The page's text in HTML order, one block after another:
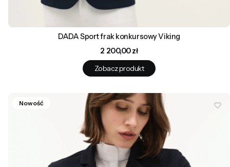
DADA Sport frak konkursowy Viking
Cena
2 200,00 zł
Zobacz produkt
Nowość